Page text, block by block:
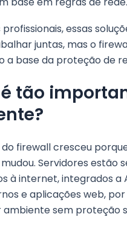
essas
juntas, mas o
a base da proteção de
é tão
firewall cresceu
Servidores estão
à internet, integrados a
e aplicações web,
ambiente sem proteção